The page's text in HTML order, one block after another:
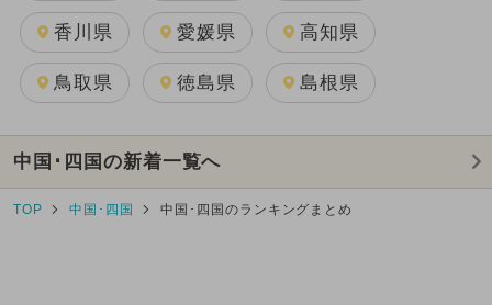
香川県 愛媛県 高知県
鳥取県 徳島県 島根県
中国･四国の新着一覧へ
TOP 中国･四国 中国･四国のランキングまとめ